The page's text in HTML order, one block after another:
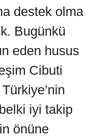
destek olma
Bugünkü
eden husus
Cibuti
iyi takip
önüne